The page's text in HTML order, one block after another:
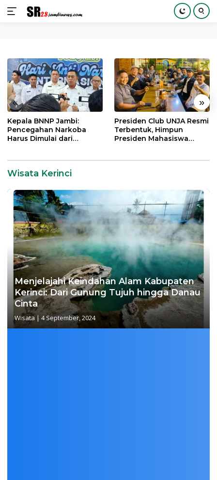
konten
« »
Kepala BNNP Jambi:
Pencegahan Narkoba
Harus Dimulai dari
Presiden Club UNJA Resmi
Terbentuk, Himpun
Presiden Mahasiswa
Wisata Kerinci
Menjelajahi Keindahan Alam Kabupaten
Kerinci: Dari Gunung Tujuh hingga Danau
Cinta
Wisata | 4 September, 2024